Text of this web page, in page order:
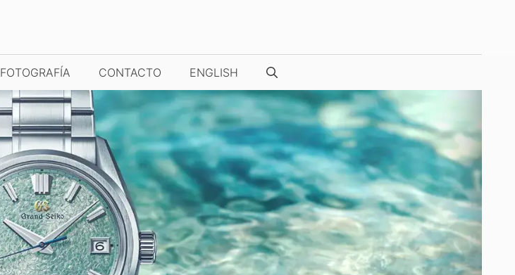
TIME TO WATCHES NUESTRAS FOTOS / VÍDEOS
FOTOGRAFÍA CONTACTO ENGLISH